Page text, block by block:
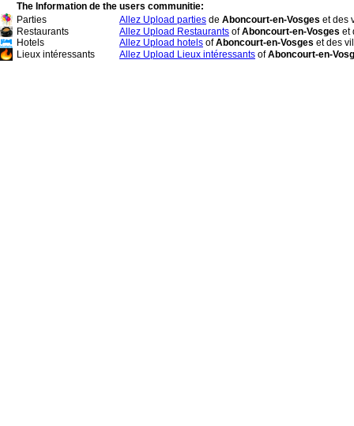
The Information de the users communitie:
Parties
Allez Upload parties de Aboncourt-en-Vosges et des
Restaurants
Allez Upload Restaurants ofAboncourt-en-Vosges et
Hotels
Allez Upload hotels ofAboncourt-en-Vosges et des
Lieux intéressants
Allez Upload Lieux intéressants ofAboncourt-en-